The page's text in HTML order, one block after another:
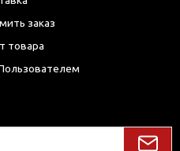
заказ
товара